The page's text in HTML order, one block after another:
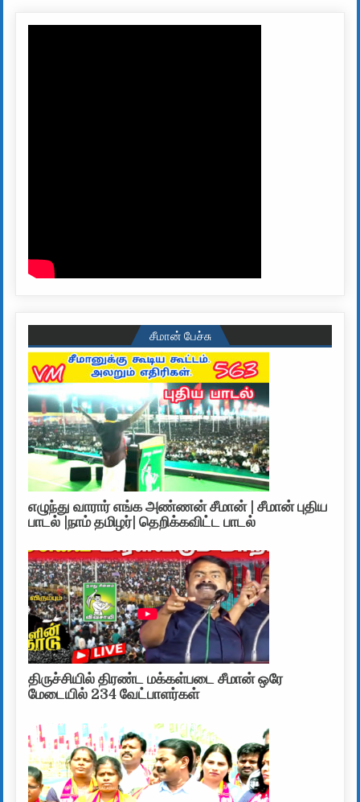
சீமான் பேச்சு
எழுந்து வாரார் எங்க அண்ணன் சீமான் | சீமான் புதிய
பாடல் |நாம் தமிழர்| தெறிக்கவிட்ட பாடல்
திருச்சியில் திரண்ட மக்கள்படை சீமான் ஒரே
மேடையில் 234 வேட்பாளர்கள்